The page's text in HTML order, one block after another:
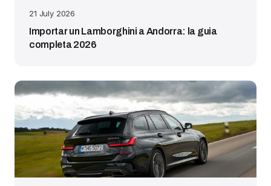
21 July 2026
Importar un Lamborghini a Andorra: la guia
completa 2026